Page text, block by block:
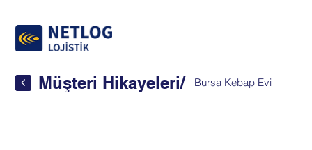
Bursa Kebap Evi
/
Müşteri Hikayeleri